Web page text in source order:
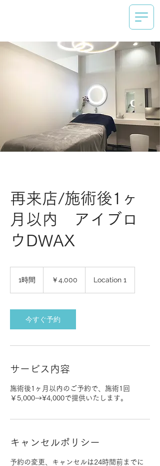
再来店/施術後1ヶ
月以内 アイブロ
ウDWAX
1時間 ￥4,000 Location 1
今すぐ予約
サービス内容
施術後1ヶ月以内のご予約で、施術1回
￥5,000→¥4,000で提供いたします。
キャンセルポリシー
予約の変更、キャンセルは24時間前までに